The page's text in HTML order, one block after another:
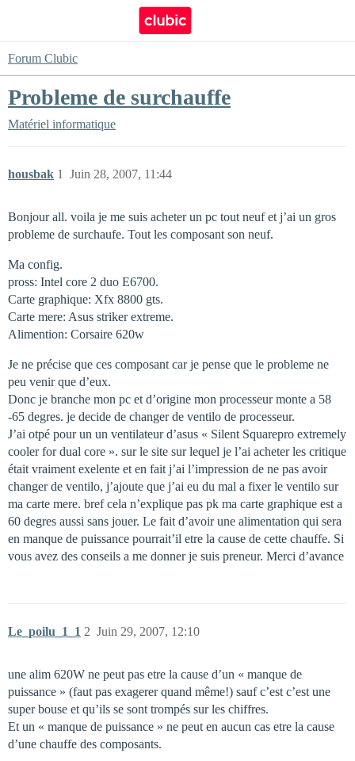
Forum Clubic
Probleme de surchauffe
Matériel informatique
housbak Juin 28, 2007, 11:44
1
Bonjour all. voila je me suis acheter un pc tout neuf et j’ai un gros
probleme de surchaufe. Tout les composant son neuf.
Ma config.
pross: Intel core 2 duo E6700.
Carte graphique: Xfx 8800 gts.
Carte mere: Asus striker extreme.
Alimention: Corsaire 620w
Je ne précise que ces composant car je pense que le probleme ne
peu venir que d’eux.
Donc je branche mon pc et d’origine mon processeur monte a 58
-65 degres. je decide de changer de ventilo de processeur.
J’ai otpé pour un un ventilateur d’asus « Silent Squarepro extremely
cooler for dual core ». sur le site sur lequel je l’ai acheter les critique
était vraiment exelente et en fait j’ai l’impression de ne pas avoir
changer de ventilo, j’ajoute que j’ai eu du mal a fixer le ventilo sur
ma carte mere. bref cela n’explique pas pk ma carte graphique est a
60 degres aussi sans jouer. Le fait d’avoir une alimentation qui sera
en manque de puissance pourrait’il etre la cause de cette chauffe. Si
vous avez des conseils a me donner je suis preneur. Merci d’avance
Le_poilu_1_1 Juin 29, 2007, 12:10
2
une alim 620W ne peut pas etre la cause d’un « manque de
puissance » (faut pas exagerer quand même!) sauf c’est c’est une
super bouse et qu’ils se sont trompés sur les chiffres.
Et un « manque de puissance » ne peut en aucun cas etre la cause
d’une chauffe des composants.